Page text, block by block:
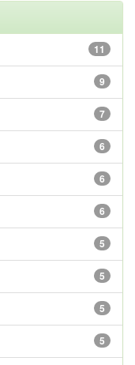
11
9
7
6
6
6
5
5
5
5